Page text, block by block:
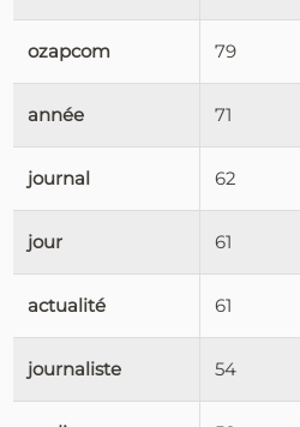
ozapcom 79
année 71
journal 62
jour 61
actualité 61
journaliste 54